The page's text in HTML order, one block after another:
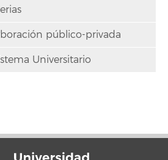
público-privada
Universitario